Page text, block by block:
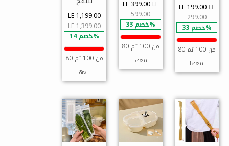
LE 199.00LE
299.00
خصم 33%
80 من 100 تم
بيعها
LE 399.00LE
599.00
خصم 33%
80 من 100 تم
بيعها
LE 1,199.00
LE 1,399.00
خصم 14%
80 من 100 تم
بيعها